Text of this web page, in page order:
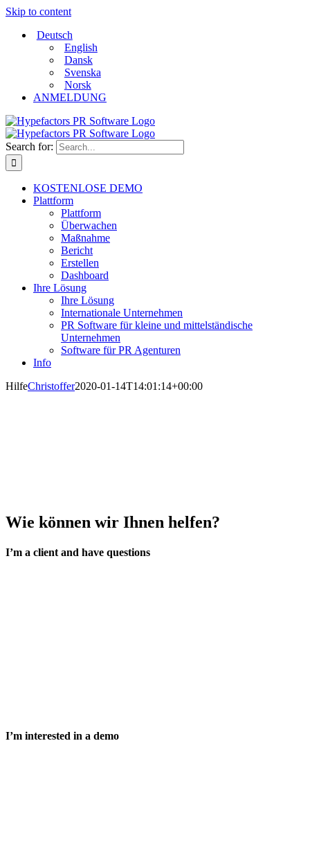
Skip to content
Deutsch
English
Dansk
Svenska
Norsk
ANMELDUNG
Search for:
KOSTENLOSE DEMO
Plattform
Plattform
Überwachen
Maßnahme
Bericht
Erstellen
Dashboard
Ihre Lösung
Ihre Lösung
Internationale Unternehmen
PR Software für kleine und mittelständische
Unternehmen
Software für PR Agenturen
Info
HilfeChristoffer2020-01-14T14:01:14+00:00
Wie können wir Ihnen helfen?
I’m a client and have questions
I’m interested in a demo